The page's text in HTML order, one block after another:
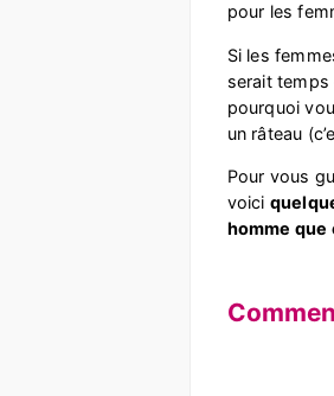
pour les
Si les
serait temps
pourquoi
un râteau
Pour vous
voici
homme que